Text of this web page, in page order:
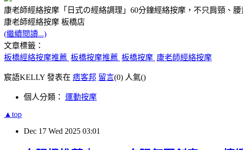
康老師經絡按摩「日式の經絡調理」60分鐘經絡按摩，不只肩頸、
康老師經絡按摩 板橋店
(繼續閱讀...)
文章標籤：
板橋經絡按摩推薦 板橋按摩推薦 板橋按摩 康老師經絡按摩
宸語KELLY 發表在 痞客邦 留言(0) 人氣()
個人分類： 運動按摩
▲top
Dec 17 Wed 2025 03:01